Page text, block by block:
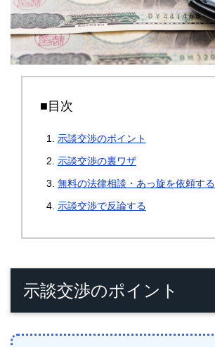
■目次
示談交渉のポイント
示談交渉の裏ワザ
無料の法律相談・あっ旋を依頼する
示談交渉で反論する
示談交渉のポイント